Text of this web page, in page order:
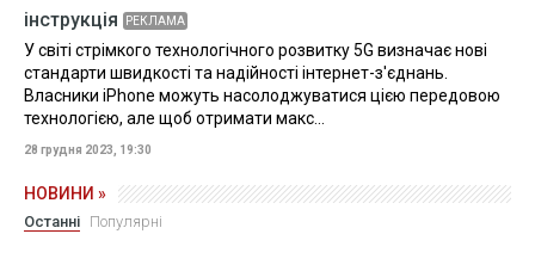
інструкція
РЕКЛАМА
У світі стрімкого технологічного розвитку 5G визначає нові
стандарти швидкості та надійності інтернет-з'єднань.
Власники iPhone можуть насолоджуватися цією передовою
технологією, але щоб отримати макс...
28 грудня 2023, 19:30
НОВИНИ »
Останні Популярні